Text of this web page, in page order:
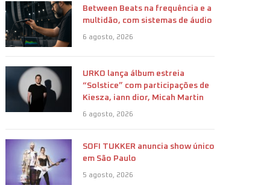
Between Beats na frequência e a
multidão, com sistemas de áudio
6 agosto, 2026
URKO lança álbum estreia
“Solstice” com participações de
Kiesza, iann dior, Micah Martin
6 agosto, 2026
SOFI TUKKER anuncia show único
em São Paulo
5 agosto, 2026